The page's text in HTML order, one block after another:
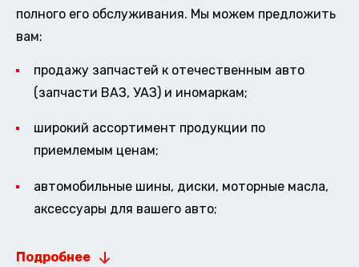
полного его обслуживания. Мы можем предложить
вам:
продажу запчастей к отечественным авто
(запчасти ВАЗ, УАЗ) и иномаркам;
широкий ассортимент продукции по
приемлемым ценам;
автомобильные шины, диски, моторные масла,
аксессуары для вашего авто;
Подробнее